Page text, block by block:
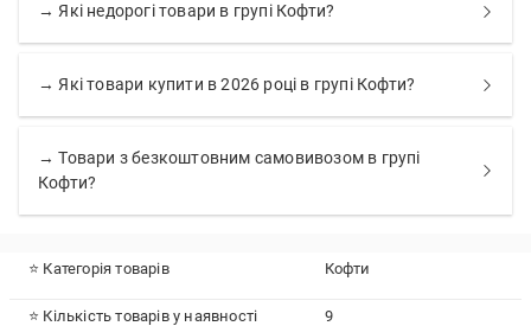
→ Які недорогі товари в групі Кофти?
→ Які товари купити в 2026 році в групі Кофти?
→ Товари з безкоштовним самовивозом в групі
Кофти?
⭐ Категорія товарів Кофти
⭐ Кількість товарів у наявності 9